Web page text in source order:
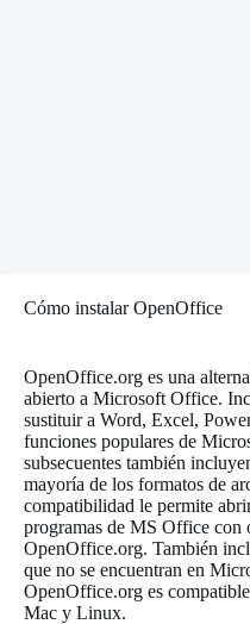
Cómo instalar OpenOffice
OpenOffice.org es una
abierto a Microsoft Office.
sustituir a Word, Excel,
funciones populares de
subsecuentes también
mayoría de los formatos de
compatibilidad le permite
programas de MS Office con
OpenOffice.org. También
que no se encuentran en
OpenOffice.org es
Mac y Linux.